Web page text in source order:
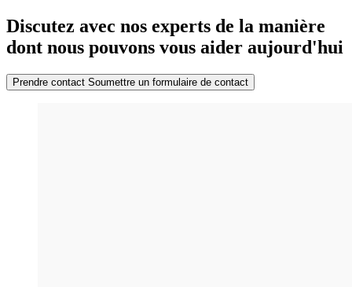
Discutez avec nos experts de la manière
dont nous pouvons vous aider aujourd'hui
Prendre contact Soumettre un formulaire de contact